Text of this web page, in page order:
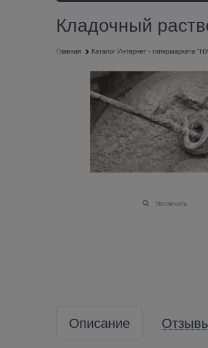
Кладочный
Главная Каталог Интернет - гипермаркета
Увеличить
Описание